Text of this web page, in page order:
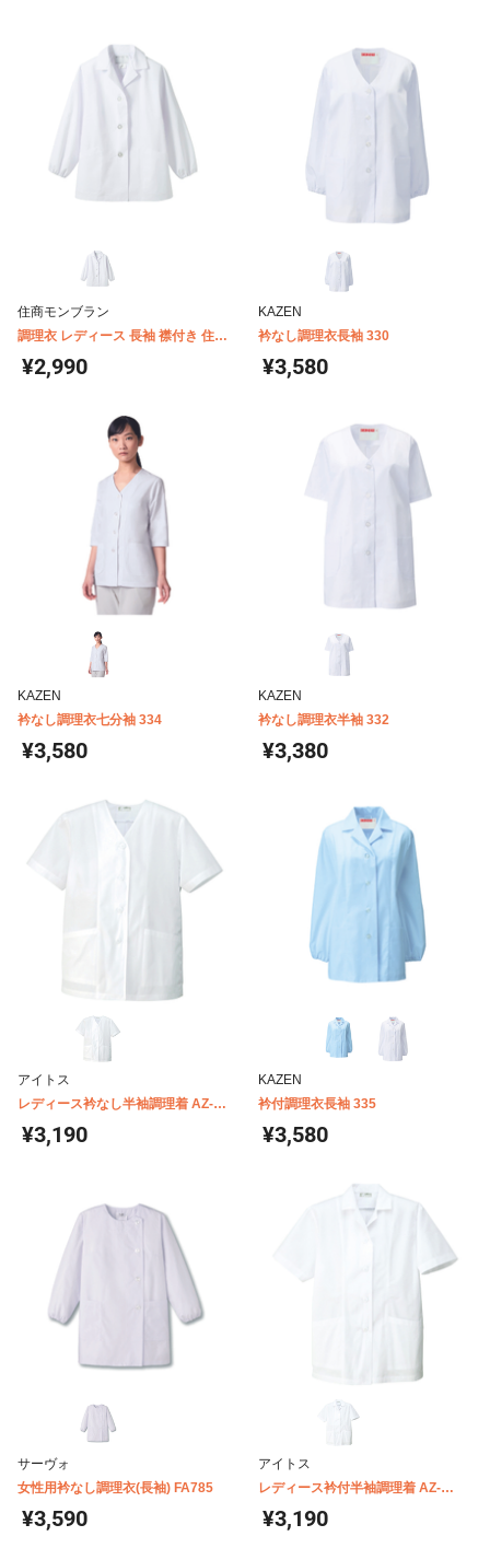
住商モンブラン
調理衣 レディース 長袖 襟付き 住商
モンブラン 1-001
¥2,990
KAZEN
衿なし調理衣長袖 330
¥3,580
KAZEN
衿なし調理衣七分袖 334
¥3,580
KAZEN
衿なし調理衣半袖 332
¥3,380
アイトス
レディース衿なし半袖調理着 AZ-
HH332
¥3,190
KAZEN
衿付調理衣長袖 335
¥3,580
サーヴォ
女性用衿なし調理衣(長袖) FA785
¥3,590
アイトス
レディース衿付半袖調理着 AZ-
HH337
¥3,190